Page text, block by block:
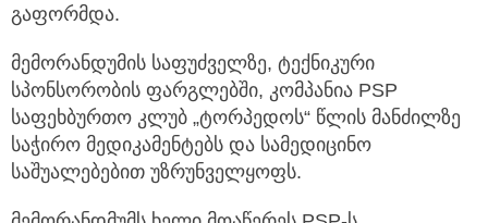
გაფორმდა.
მემორანდუმის საფუძველზე, ტექნიკური
სპონსორობის ფარგლებში, კომპანია PSP
საფეხბურთო კლუბ „ტორპედოს“ წლის მანძილზე
საჭირო მედიკამენტებს და სამედიცინო
საშუალებებით უზრუნველყოფს.